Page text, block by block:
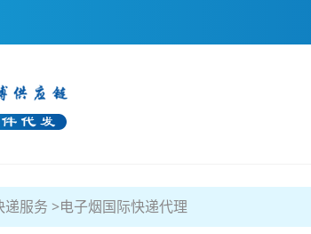
递服务 电子烟国际快递代理